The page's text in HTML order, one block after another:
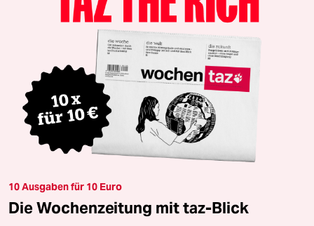
10 Ausgaben für 10 Euro
Die Wochenzeitung mit taz-Blick